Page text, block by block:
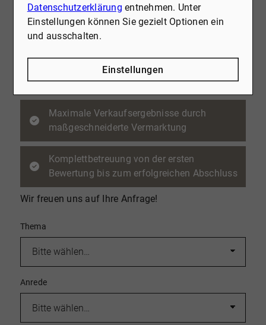
Beste Marktübersicht dank umfassender
regionaler Expertise
Vertrauensvolle Zusammenarbeit und
transparente Prozesse
Maximale Verkaufsergebnisse durch
maßgeschneiderte Vermarktung
Komplettbetreuung von der ersten
Bewertung bis zum erfolgreichen Abschluss
Wir freuen uns auf Ihre Anfrage!
Thema
Anrede
Datenschutzerklärung entnehmen. Unter
Einstellungen können Sie gezielt Optionen ein
und ausschalten.
Einstellungen